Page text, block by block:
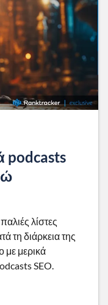
podcasts
λίστες
τη διάρκεια της
με μερικά
SEO.